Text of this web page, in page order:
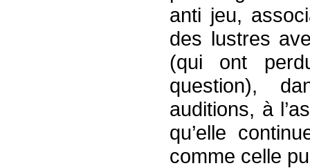
anti jeu,
des lustres
(qui ont
question),
auditions, à
qu’elle
comme celle